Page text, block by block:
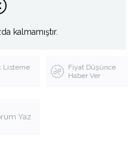
kalmamıştır.
Listeme
Fiyat Düşünce
Haber Ver
Yaz